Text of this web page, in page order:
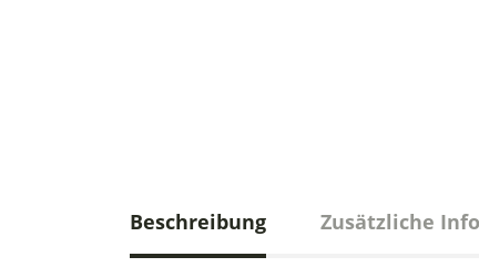
Beschreibung Zusätzliche